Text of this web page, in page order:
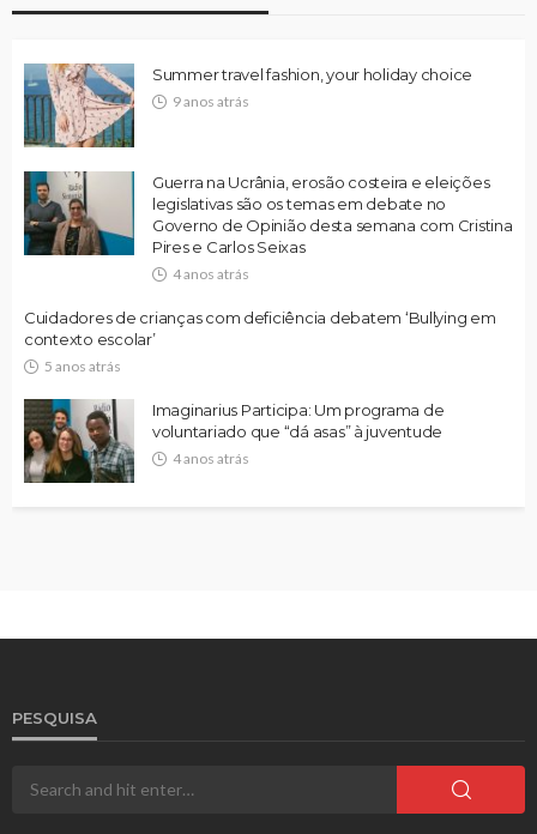
Summer travel fashion, your holiday choice
9 anos atrás
Guerra na Ucrânia, erosão costeira e eleições
legislativas são os temas em debate no
Governo de Opinião desta semana com Cristina
Pires e Carlos Seixas
4 anos atrás
Cuidadores de crianças com deficiência debatem ‘Bullying em
contexto escolar’
5 anos atrás
Imaginarius Participa: Um programa de
voluntariado que “dá asas” à juventude
4 anos atrás
PESQUISA